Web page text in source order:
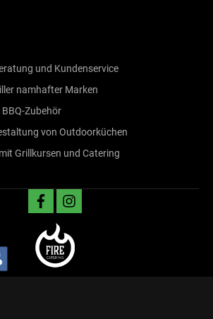
und Kundenservice
namhafter Marken
Zubehör
von Outdoorküchen
Grillkursen und Catering
facebookinstagram